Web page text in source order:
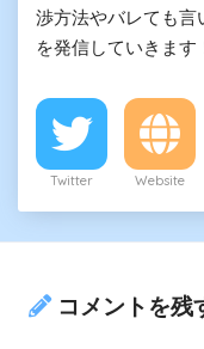
渉方法やバレても言
を発信していきます
Twitter Website
コメントを残